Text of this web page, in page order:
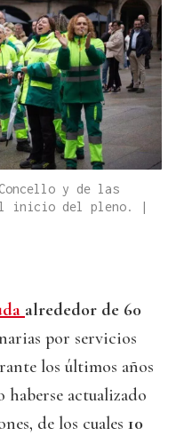
y de las
inicio del pleno. |
alrededor de 60
por servicios
los últimos años
haberse actualizado
de los cuales 10